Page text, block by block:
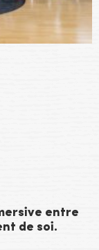
entre
de soi.